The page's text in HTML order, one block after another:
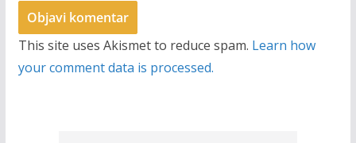
This site uses Akismet to reduce spam. Learn how
your comment data is processed.